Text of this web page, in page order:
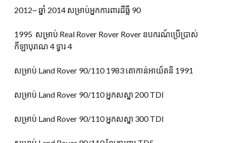
2012~ ឆ្នាំ 2014 សម្រាប់អ្នកការពារដីធ្លី 90
1995 សម្រាប់ Real Rover Rover Rover ឧបករណ៍ប្រើប្រាស់
កីឡាបុរាណ 4 ទ្វារ 4
សម្រាប់ Land Rover 90/110 1983 តោកាន់អាយ័តនិ 1991
សម្រាប់ Land Rover 90/110 អ្នកសស្នា 200 TDI
សម្រាប់ Land Rover 90/110 អ្នកសស្នា 300 TDI